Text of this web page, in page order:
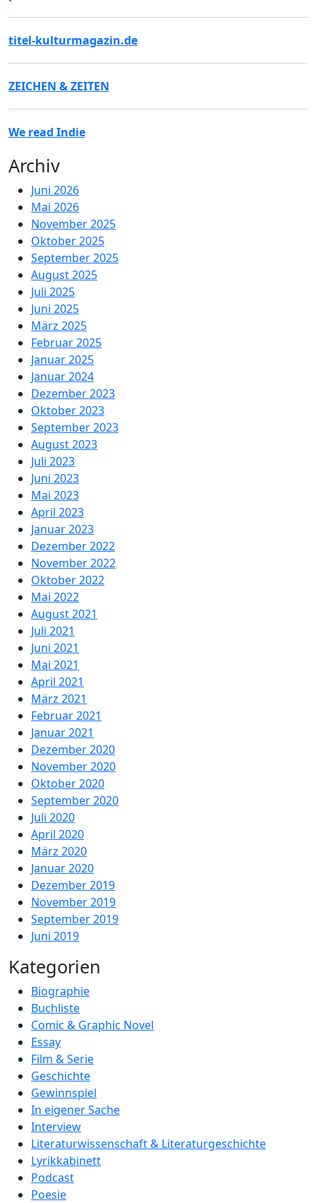
titel-kulturmagazin.de
ZEICHEN & ZEITEN
We read Indie
Archiv
Juni 2026
Mai 2026
November 2025
Oktober 2025
September 2025
August 2025
Juli 2025
Juni 2025
März 2025
Februar 2025
Januar 2025
Januar 2024
Dezember 2023
Oktober 2023
September 2023
August 2023
Juli 2023
Juni 2023
Mai 2023
April 2023
Januar 2023
Dezember 2022
November 2022
Oktober 2022
Mai 2022
August 2021
Juli 2021
Juni 2021
Mai 2021
April 2021
März 2021
Februar 2021
Januar 2021
Dezember 2020
November 2020
Oktober 2020
September 2020
Juli 2020
April 2020
März 2020
Januar 2020
Dezember 2019
November 2019
September 2019
Juni 2019
Kategorien
Biographie
Buchliste
Comic & Graphic Novel
Essay
Film & Serie
Geschichte
Gewinnspiel
In eigener Sache
Interview
Literaturwissenschaft & Literaturgeschichte
Lyrikkabinett
Podcast
Poesie